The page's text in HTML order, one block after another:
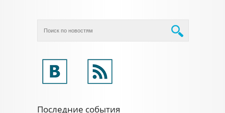
Последние события